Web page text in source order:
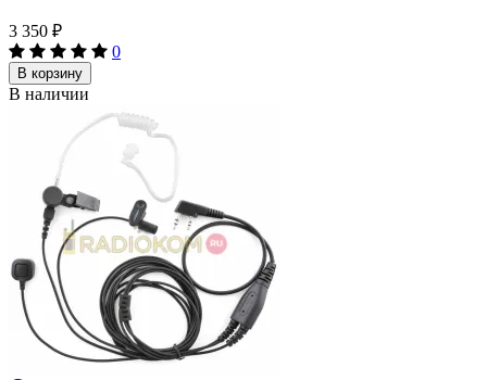
3 350 ₽
0
В корзину
В наличии